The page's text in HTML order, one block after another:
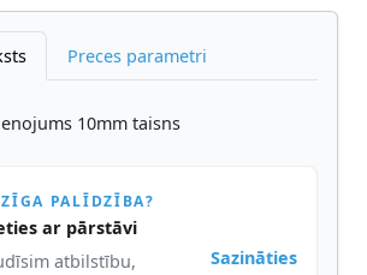
Preces parametri
10mm taisns
PALĪDZĪBA?
ar pārstāvi
atbilstību,
Sazināties